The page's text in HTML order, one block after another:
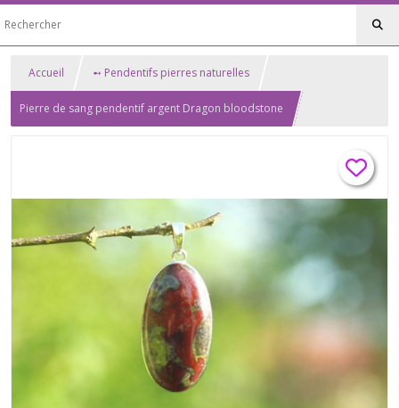
Accueil ➻ Pendentifs pierres naturelles
Pierre de sang pendentif argent Dragon bloodstone